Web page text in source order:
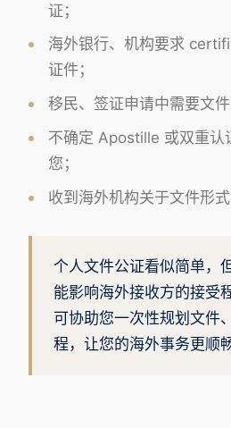
证；
海外银行、机构要求
证件；
移民、签证申请中需要文件
不确定 Apostille 或双重认
您；
收到海外机构关于文件形式
个人文件公证看似简单，
能影响海外接收方的接受
可协助您一次性规划文件
程，让您的海外事务更顺畅